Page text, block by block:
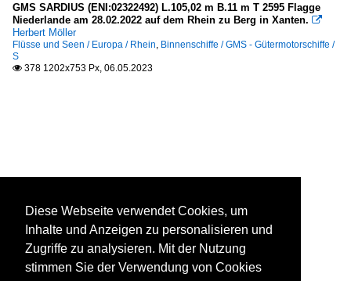
GMS SARDIUS (ENI:02322492) L.105,02 m B.11 m T 2595 Flagge
Niederlande am 28.02.2022 auf dem Rhein zu Berg in Xanten. 
Herbert Möller
Flüsse und Seen / Europa / Rhein Binnenschiffe / GMS - Gütermotorschiffe /
S
 378 1202x753 Px, 06.05.2023
Diese Webseite verwendet Cookies, um
Inhalte und Anzeigen zu personalisieren und
Zugriffe zu analysieren. Mit der Nutzung
stimmen Sie der Verwendung von Cookies